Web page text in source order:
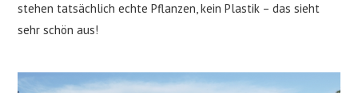
stehen tatsächlich echte Pflanzen, kein Plastik – das sieht
sehr schön aus!